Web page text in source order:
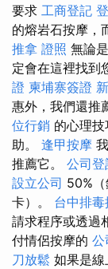
要求 工商登記
的熔岩石按摩，
推拿 證照 無論
定會在這裡找到
證 柬埔寨簽證
惠外，我們還推
位行銷 的心理
助。 逢甲按摩
推薦它。 公司登
設立公司 50%
卡）。 台中排
請求程序或透過
付情侶按摩的 公
刀放鬆 如果是線